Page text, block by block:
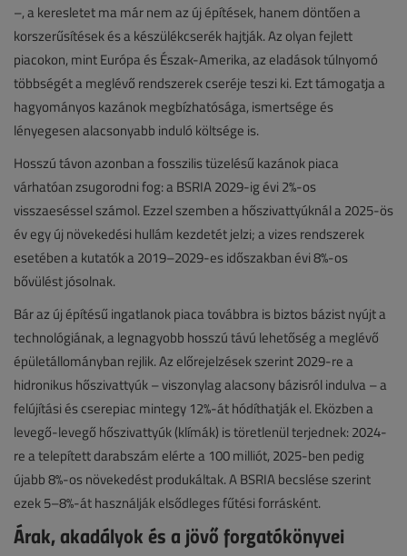
–, a keresletet ma már nem az új építések, hanem döntően a
korszerűsítések és a készülékcserék hajtják. Az olyan fejlett
piacokon, mint Európa és Észak-Amerika, az eladások túlnyomó
többségét a meglévő rendszerek cseréje teszi ki. Ezt támogatja a
hagyományos kazánok megbízhatósága, ismertsége és
lényegesen alacsonyabb induló költsége is.
Hosszú távon azonban a fosszilis tüzelésű kazánok piaca
várhatóan zsugorodni fog: a BSRIA 2029-ig évi 2%-os
visszaeséssel számol. Ezzel szemben a hőszivattyúknál a 2025-ös
év egy új növekedési hullám kezdetét jelzi; a vizes rendszerek
esetében a kutatók a 2019–2029-es időszakban évi 8%-os
bővülést jósolnak.
Bár az új építésű ingatlanok piaca továbbra is biztos bázist nyújt a
technológiának, a legnagyobb hosszú távú lehetőség a meglévő
épületállományban rejlik. Az előrejelzések szerint 2029-re a
hidronikus hőszivattyúk – viszonylag alacsony bázisról indulva – a
felújítási és cserepiac mintegy 12%-át hódíthatják el. Eközben a
levegő-levegő hőszivattyúk (klímák) is töretlenül terjednek: 2024-
re a telepített darabszám elérte a 100 milliót, 2025-ben pedig
újabb 8%-os növekedést produkáltak. A BSRIA becslése szerint
ezek 5–8%-át használják elsődleges fűtési forrásként.
Árak, akadályok és a jövő forgatókönyvei